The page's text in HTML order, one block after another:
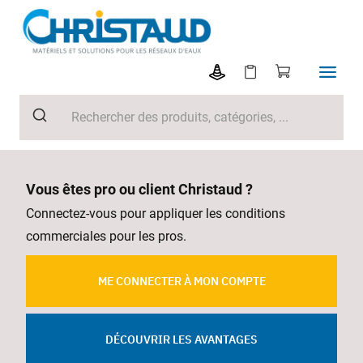
Vous êtes pro ou client Christaud ?
Connectez-vous pour appliquer les conditions
commerciales pour les pros.
ME CONNECTER À MON COMPTE
DÉCOUVRIR LES AVANTAGES